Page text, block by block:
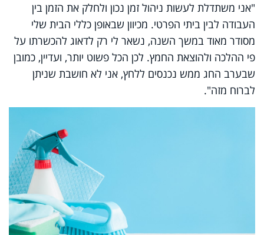
"אני משתדלת לעשות ניהול זמן נכון ולחלק את הזמן בין
העבודה לבין ביתי הפרטי. מכיוון שבאופן כללי הבית שלי
מסודר מאוד במשך השנה, נשאר לי רק לדאוג להכשרתו על
פי ההלכה ולהוצאת החמץ. לכן הכל פשוט יותר, ועדיין, כמובן
שבערב החג ממש נכנסים ללחץ, אני לא חושבת שניתן
לברוח מזה".